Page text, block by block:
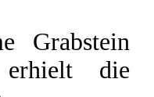
Grabstein
die